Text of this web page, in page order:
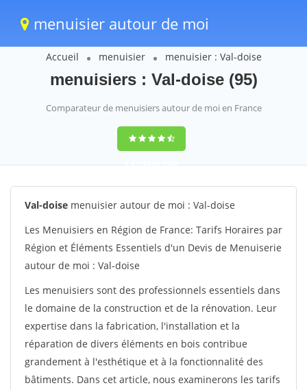
menuisier autour de moi
Accueil menuisier menuisier : Val-doise
menuisiers : Val-doise (95)
Comparateur de menuisiers autour de moi en France
9,6(100%)1388
votes
Val-doise menuisier autour de moi : Val-doise
Les Menuisiers en Région de France: Tarifs Horaires par
Région et Éléments Essentiels d'un Devis de Menuiserie
autour de moi : Val-doise
Les menuisiers sont des professionnels essentiels dans
le domaine de la construction et de la rénovation. Leur
expertise dans la fabrication, l'installation et la
réparation de divers éléments en bois contribue
grandement à l'esthétique et à la fonctionnalité des
bâtiments. Dans cet article, nous examinerons les tarifs